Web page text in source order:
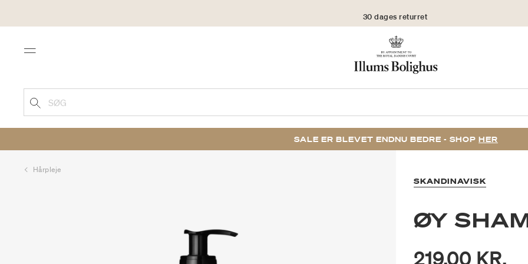
30 dages returret
Menu
SØG
SALE ER BLEVET ENDNU BEDRE - SHOP HER
Hårpleje
SKANDINAVISK
ØY
219,00 KR.